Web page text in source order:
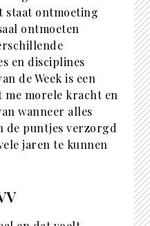
staat ontmoeting
ontmoeten
en disciplines
de Week is een
me morele kracht en
wanneer alles
de puntjes verzorgd
jaren te kunnen